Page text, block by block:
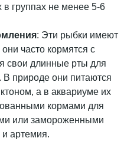
в группах не менее 5-6
: Эти рыбки имеют
часто кормятся с
свои длинные рты для
В природе они питаются
а в аквариуме их
кормами для
или замороженными
артемия.